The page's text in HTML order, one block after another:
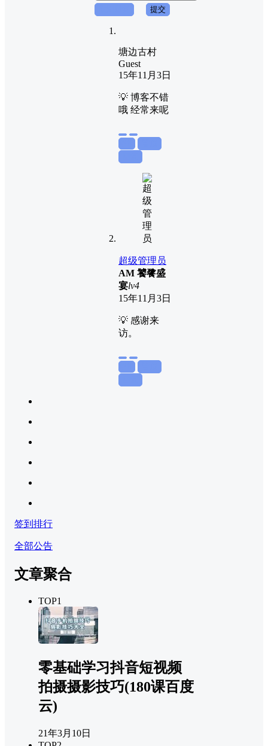
提交
塘边古村
Guest
15年11月3日
💡 博客不错
哦 经常来呢
超级管理员
AM 饕餮盛
宴lv4
15年11月3日
💡 感谢来
访。
签到排行
全部公告
文章聚合
TOP1
零基础学习抖音短视频
拍摄摄影技巧(180课百度
云)
21年3月10日